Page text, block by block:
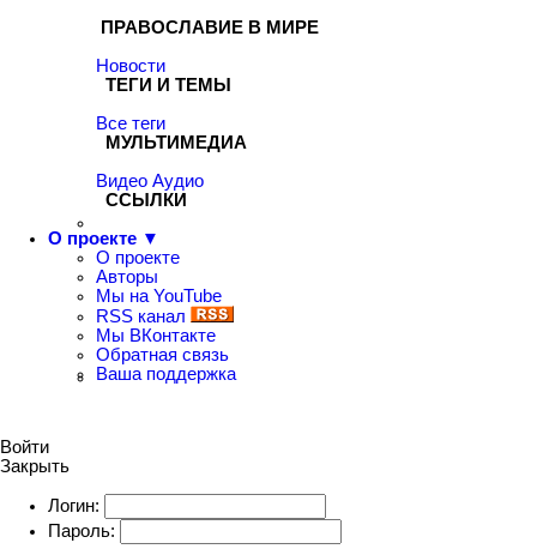
ПРАВОСЛАВИЕ В МИРЕ
Новости
ТЕГИ И ТЕМЫ
Все теги
МУЛЬТИМЕДИА
Видео Аудио
ССЫЛКИ
О проекте ▼
О проекте
Авторы
Мы на YouTube
RSS канал
Мы ВКонтакте
Обратная связь
Ваша поддержка
Войти
Закрыть
Логин:
Пароль: